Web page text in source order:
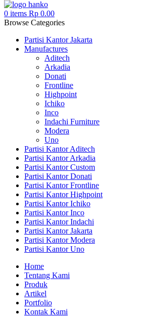
0 items Rp 0.00
Browse Categories
Partisi Kantor Jakarta
Manufactures
Aditech
Arkadia
Donati
Frontline
Highpoint
Ichiko
Inco
Indachi Furniture
Modera
Uno
Partisi Kantor Aditech
Partisi Kantor Arkadia
Partisi Kantor Custom
Partisi Kantor Donati
Partisi Kantor Frontline
Partisi Kantor Highpoint
Partisi Kantor Ichiko
Partisi Kantor Inco
Partisi Kantor Indachi
Partisi Kantor Jakarta
Partisi Kantor Modera
Partisi Kantor Uno
Home
Tentang Kami
Produk
Artikel
Portfolio
Kontak Kami